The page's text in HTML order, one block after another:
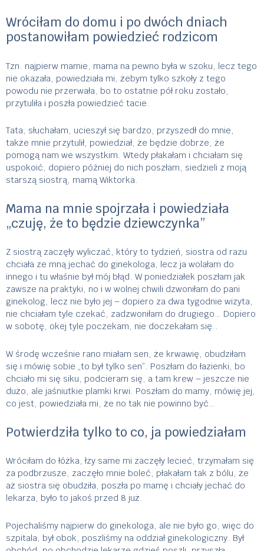
Wróciłam do domu i po dwóch dniach
postanowiłam powiedzieć rodzicom
Tzn. najpierw mamie, mama na pewno była w szoku, lecz tego
nie okazała, powiedziała mi, żebym tylko szkoły z tego
powodu nie przerwała, bo to ostatnie pół roku zostało,
przytuliła i poszła powiedzieć tacie.
Tata, słuchałam, ucieszył się bardzo, przyszedł do mnie,
także mnie przytulił, powiedział, że będzie dobrze, że
pomogą nam we wszystkim. Wtedy płakałam i chciałam się
uspokoić, dopiero później do nich poszłam, siedzieli z moją
starszą siostrą, mamą Wiktorka.
Mama na mnie spojrzała i powiedziała
„czuję, że to będzie dziewczynka”
Z siostrą zaczęły wyliczać, który to tydzień, siostra od razu
chciała ze mną jechać do ginekologa, lecz ja wolałam do
innego i tu właśnie był mój błąd. W poniedziałek poszłam jak
zawsze na praktyki, no i w wolnej chwili dzwoniłam do pani
ginekolog, lecz nie było jej – dopiero za dwa tygodnie wizyta,
nie chciałam tyle czekać, zadzwoniłam do drugiego… Dopiero
w sobotę, okej tyle poczekam, nie doczekałam się..
W środę wcześnie rano miałam sen, że krwawię, obudziłam
się i mówię sobie „to był tylko sen”. Poszłam do łazienki, bo
chciało mi się siku, podcieram się, a tam krew – jeszcze nie
dużo, ale jaśniutkie plamki krwi. Poszłam do mamy, mówię jej,
co jest, powiedziała mi, że no tak nie powinno być…
Potwierdziła tylko to co, ja powiedziałam
Wróciłam do łóżka, łzy same mi zaczęły lecieć, trzymałam się
za podbrzusze, zaczęło mnie boleć, płakałam tak z bólu, że
aż siostra się obudziła, poszła po mamę i chciały jechać do
lekarza, było to jakoś przed 8 już.
Pojechaliśmy najpierw do ginekologa, ale nie było go, więc do
szpitala, był obok, poszliśmy na oddział ginekologiczny. Był